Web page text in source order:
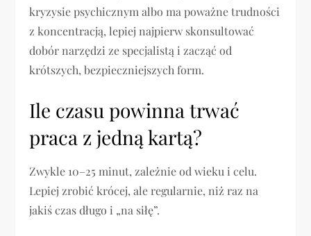
kryzysie psychicznym albo ma poważne trudności
z koncentracją, lepiej najpierw skonsultować
dobór narzędzi ze specjalistą i zacząć od
krótszych, bezpieczniejszych form.
Ile czasu powinna trwać
praca z jedną kartą?
Zwykle 10–25 minut, zależnie od wieku i celu.
Lepiej zrobić krócej, ale regularnie, niż raz na
jakiś czas długo i „na siłę”.